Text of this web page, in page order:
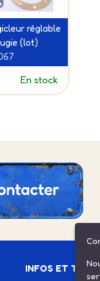
réglable
(lot)
En stock
INFOS ET